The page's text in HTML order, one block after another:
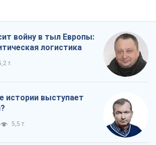
войну в тыл Европы:
логистика
т.
истории выступает
5,5 т.